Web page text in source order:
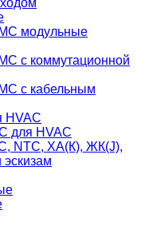
модульные
с коммутационной
с кабельным
HVAC
для HVAC
NTC, ХА(К), ЖК(J),